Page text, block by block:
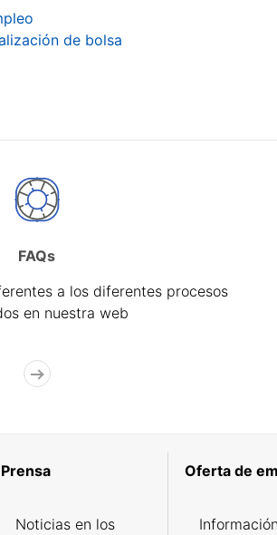
de bolsa
FAQs
a los diferentes procesos
en nuestra web
Prensa
Noticias en los
Oferta de
Información